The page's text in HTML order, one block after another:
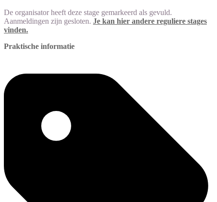
De organisator heeft deze stage gemarkeerd als gevuld.
Aanmeldingen zijn gesloten. Je kan hier andere reguliere stages
vinden.
Praktische informatie